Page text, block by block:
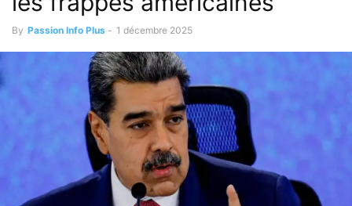
By Passion Info Plus - 1 décembre 2025